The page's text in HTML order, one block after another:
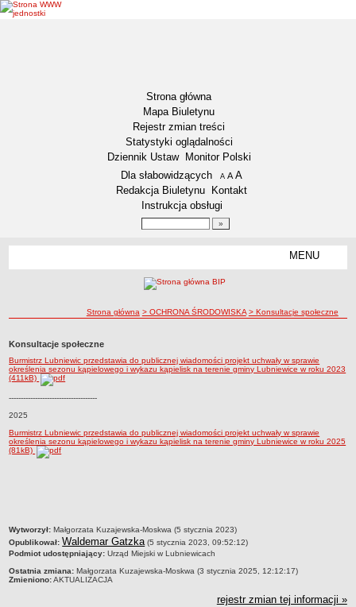
Strona główna
Mapa Biuletynu
Rejestr zmian treści
Statystyki oglądalności
Dziennik Ustaw
Monitor Polski
Menu dodatkowe
Dla słabowidzących A pomniejsz czcionkę
A standardowy rozmiar czcionki
A
Redakcja Biuletynu
Kontakt
Instrukcja obsługi
MENU
Związki i stowarzyszenia
Sołectwa
AKTUALNOŚCI I OBWIESZCZENIA
Aktualności
Energia elektryczna
Meteorologiczne
Rozkłady jazdy autobusów
ścieżka nawigacji
Strona główna > OCHRONA ŚRODOWISKA > Konsultacje społeczne
Konsultacje społeczne
Burmistrz Lubniewic przedstawia do publicznej wiadomości projekt uchwały w sprawie
określenia sezonu kąpielowego i wykazu kąpielisk na terenie gminy Lubniewice w roku 2023
(411kB)
-------------------------------------
2025
Burmistrz Lubniewic przedstawia do publicznej wiadomości projekt uchwały w sprawie
określenia sezonu kąpielowego i wykazu kąpielisk na terenie gminy Lubniewice w roku 2025
(81kB)
metryczka
Wytworzył: Małgorzata Kuzajewska-Moskwa (5 stycznia 2023)
Opublikował: Waldemar Gatzka(5 stycznia 2023, 09:52:12)
Podmiot udostępniający: Urząd Miejski w Lubniewicach
Ostatnia zmiana: Małgorzata Kuzajewska-Moskwa (3 stycznia 2025, 12:12:17)
Zmieniono:AKTUALIZACJA
rejestr zmian tej informacji »